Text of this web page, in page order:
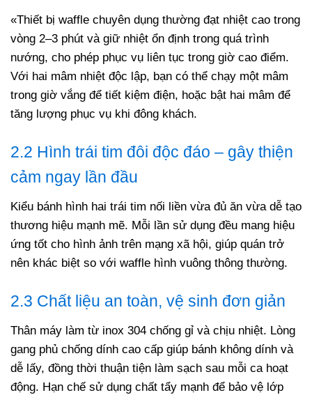
«Thiết bị waffle chuyên dụng thường đạt nhiệt cao trong
vòng 2–3 phút và giữ nhiệt ổn định trong quá trình
nướng, cho phép phục vụ liên tục trong giờ cao điểm.
Với hai mâm nhiệt độc lập, bạn có thể chạy một mâm
trong giờ vắng để tiết kiệm điện, hoặc bật hai mâm để
tăng lượng phục vụ khi đông khách.
2.2 Hình trái tim đôi độc đáo – gây thiện
cảm ngay lần đầu
Kiểu bánh hình hai trái tim nối liền vừa đủ ăn vừa dễ tạo
thương hiệu mạnh mẽ. Mỗi lần sử dụng đều mang hiệu
ứng tốt cho hình ảnh trên mạng xã hội, giúp quán trở
nên khác biệt so với waffle hình vuông thông thường.
2.3 Chất liệu an toàn, vệ sinh đơn giản
Thân máy làm từ inox 304 chống gỉ và chịu nhiệt. Lòng
gang phủ chống dính cao cấp giúp bánh không dính và
dễ lấy, đồng thời thuận tiện làm sạch sau mỗi ca hoạt
động. Hạn chế sử dụng chất tẩy mạnh để bảo vệ lớp